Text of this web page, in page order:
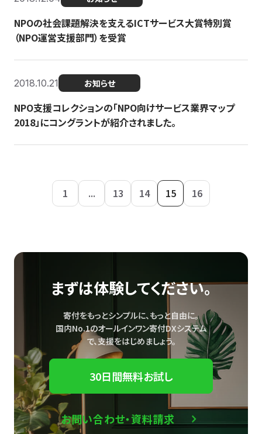
NPOの社会課題解決を支えるICTサービス大賞特別賞
（NPO運営支援部門）を受賞
2018.10.21 お知らせ
NPO支援コレクションの「NPO向けサービス業界マップ
2018」にコングラントが紹介されました。
1 ... 13 14 15 16
まずは体験してください。
寄付をもっとシンプルに、もっと自由に。
国内No.1のオールインワン寄付DXシステム
で、支援をはじめましょう。
30日間無料お試し
お問い合わせ・資料請求